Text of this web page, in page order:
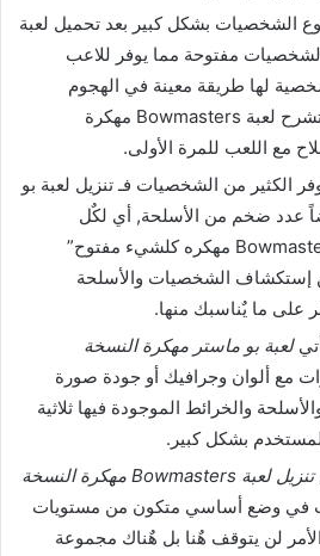
الشخصيات بشكل كبير بعد تحميل لعبة
مفتوحة مما يوفر للاعب
لها طريقة معينة في الهجوم
وسلاح خاص وسوف تشرح لعبة Bowmasters مهكرة
مع اللعب للمرة الأولى.
الكثير من الشخصيات فـ تنزيل لعبة بو
عدد ضخم من الأسلحة, أي لكٌل
شخصية في “لعبة Bowmasters مهكره كلشيء مفتوح”
إستكشاف الشخصيات والأسلحة
على ما يٌناسبك منها.
لعبة بو ماستر مهكرة النسخة
مع ألوان وجرافيك أو جودة صورة
والخرائط الموجودة فيها ثلاثية
المستخدم بشكل كبير.
تنزيل لعبة Bowmasters مهكرة النسخة
في وضع أساسي متكون من مستويات
لن يتوقف هٌنا بل هٌناك مجموعة